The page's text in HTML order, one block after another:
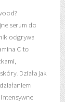
serum do
odgrywa
C to
Działa jak